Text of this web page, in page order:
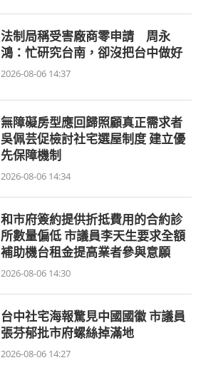
法制局稱受害廠商零申請 周永
鴻：忙研究台南，卻沒把台中做好
2026-08-06 14:37
無障礙房型應回歸照顧真正需求者
吳佩芸促檢討社宅選屋制度 建立優
先保障機制
2026-08-06 14:34
和市府簽約提供折抵費用的合約診
所數量偏低 市議員李天生要求全額
補助機台租金提高業者參與意願
2026-08-06 14:30
台中社宅海報驚見中國國徽 市議員
張芬郁批市府螺絲掉滿地
2026-08-06 14:27